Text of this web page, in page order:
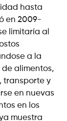
hasta
en 2009-
limitaría al
a la
alimentos,
transporte y
en nuevas
en los
muestra